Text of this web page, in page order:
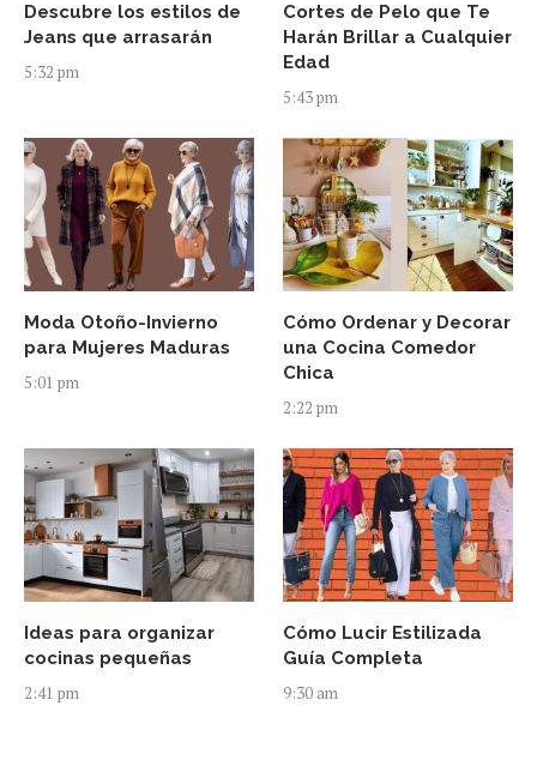
Descubre los estilos de
Jeans que arrasarán
5:32 pm
Cortes de Pelo que Te
Harán Brillar a Cualquier
Edad
5:43 pm
Moda Otoño-Invierno
para Mujeres Maduras
5:01 pm
Cómo Ordenar y Decorar
una Cocina Comedor
Chica
2:22 pm
Ideas para organizar
cocinas pequeñas
2:41 pm
Cómo Lucir Estilizada
Guía Completa
9:30 am